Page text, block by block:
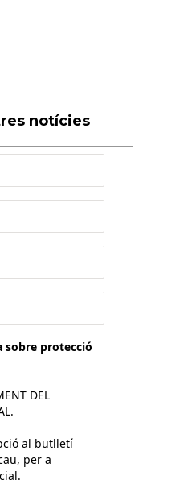
notícies
sobre protecció
DEL
al butlletí
per a